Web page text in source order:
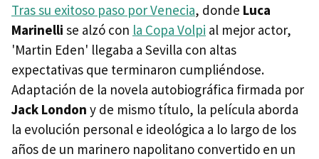
Tras su exitoso paso por Venecia, donde Luca
Marinelli se alzó con la Copa Volpi al mejor actor,
'Martin Eden' llegaba a Sevilla con altas
expectativas que terminaron cumpliéndose.
Adaptación de la novela autobiográfica firmada por
Jack London y de mismo título, la película aborda
la evolución personal e ideológica a lo largo de los
años de un marinero napolitano convertido en un